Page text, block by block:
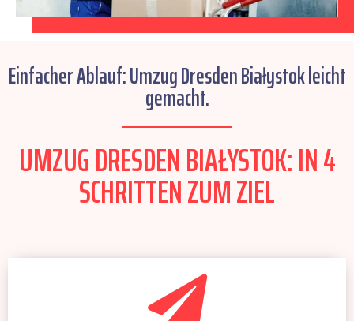
Einfacher Ablauf: Umzug Dresden Białystok leicht
gemacht.
UMZUG DRESDEN BIAŁYSTOK: IN 4
SCHRITTEN ZUM ZIEL